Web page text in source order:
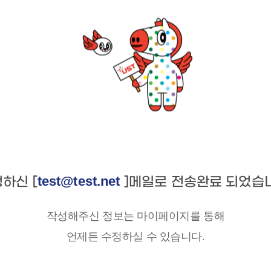
하신 [test@test.net ]메일로 전송완료 되었습
작성해주신 정보는 마이페이지를 통해
언제든 수정하실 수 있습니다.